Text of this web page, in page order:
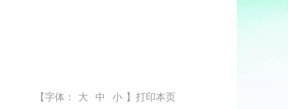
【字体： 大 中 小 】打印本页